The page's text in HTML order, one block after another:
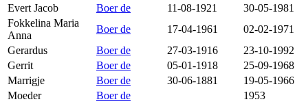
Evert Jacob
Boer de 11-08-1921
30-05-1981
Fokkelina Maria
Anna
Boer de 17-04-1961
02-02-1971
Gerardus
Boer de 27-03-1916
23-10-1992
Gerrit
Boer de 05-01-1918
25-09-1968
Marrigje
Boer de 30-06-1881
19-05-1966
Moeder
Boer de
1953